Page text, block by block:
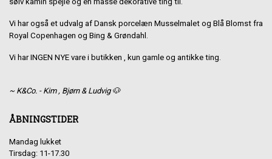
Vi har også et udvalg af Dansk porcelæn Musselmalet og Blå Blomst fra
Royal Copenhagen og Bing & Grøndahl.
Vi har INGEN NYE vare i butikken , kun gamle og antikke ting.
~ K&Co. - Kim , Bjørn & Ludvig 🐶
ÅBNINGSTIDER
Mandag lukket
Tirsdag: 11-17.30